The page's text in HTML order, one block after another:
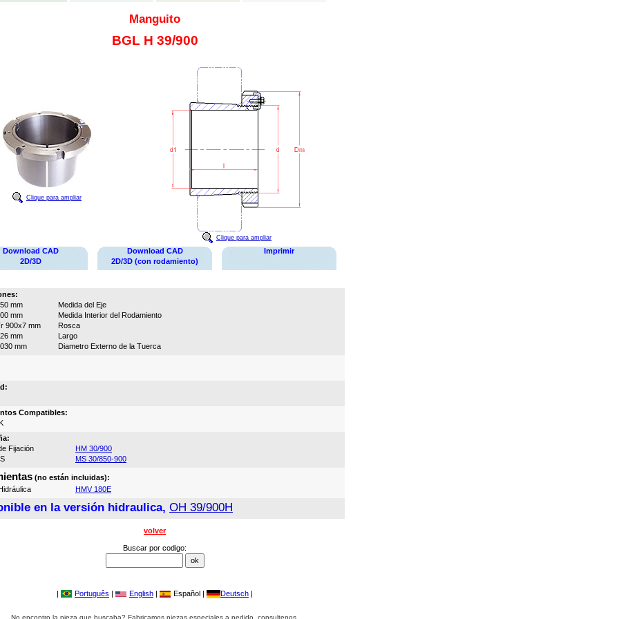
Manguito
BGL H 39/900
Clique para ampliar
Clique para ampliar
Download CAD
2D/3D
Download CAD
2D/3D (con rodamiento)
Imprimir
mm
Medida del Eje
mm
Medida Interior del Rodamiento
900x7 mm
Rosca
mm
Largo
mm
Diametro Externo de la Tuerca
Compatibles:
Fijación
HM 30/900
MS 30/850-900
(no están incluidas):
HMV 180E
en la versión hidraulica, OH 39/900H
volver
Buscar por codigo:
| Português | English | Español | Deutsch |
No encontro la pieza que buscaba? Fabricamos piezas especiales a pedido, consultenos.